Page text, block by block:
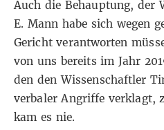
Auch die Behauptung, der
E. Mann habe sich wegen
Gericht verantworten
von uns bereits im Jahr
den den Wissenschaftler
verbaler Angriffe verklagt,
kam es nie.